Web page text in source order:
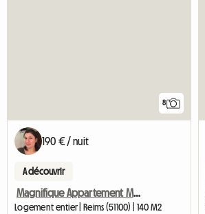
8
190 € / nuit
A découvrir
Magnifique Appartement Meublé Luxe 5 Chbres/ 2Sdb 140m2 Park
Logement entier | Reims (51100) | 140 M2